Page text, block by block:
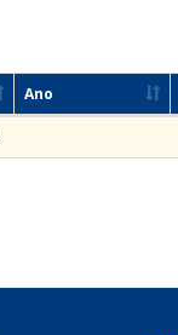
Ano